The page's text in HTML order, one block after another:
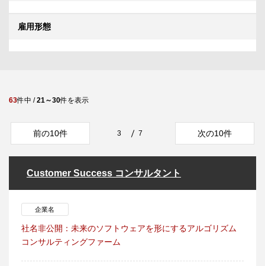
雇用形態
63件中 /21～30件を表示
前の10件 3 7 次の10件
Customer Success コンサルタント
企業名
社名非公開：未来のソフトウェアを形にするアルゴリズム
コンサルティングファーム